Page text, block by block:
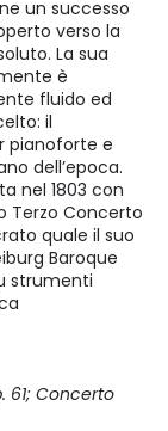
un successo
verso la
La sua
è
fluido ed
il
pianoforte e
dell’epoca.
nel 1803 con
Terzo Concerto
quale il suo
Baroque
strumenti
61; Concerto